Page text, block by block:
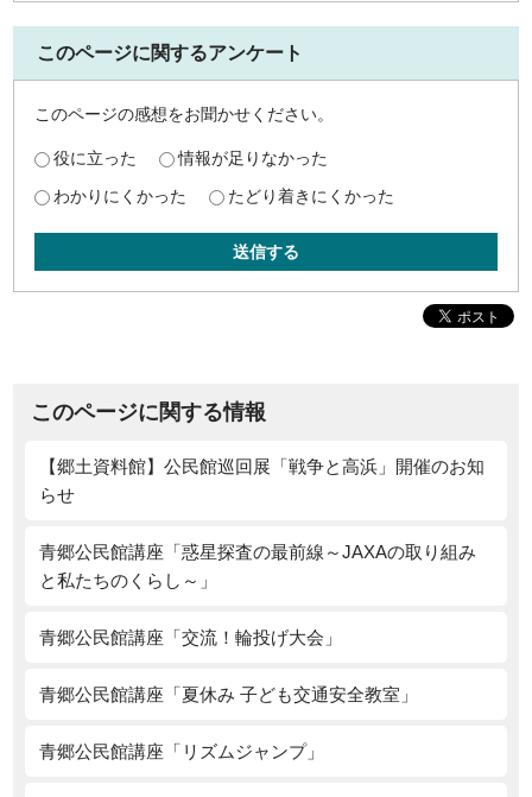
このページに関するアンケート
このページの感想をお聞かせください。
役に立った
情報が足りなかった
わかりにくかった
たどり着きにくかった
送信する
このページに関する情報
【郷土資料館】公民館巡回展「戦争と高浜」開催のお知
らせ
青郷公民館講座「惑星探査の最前線～JAXAの取り組み
と私たちのくらし～」
青郷公民館講座「交流！輪投げ大会」
青郷公民館講座「夏休み 子ども交通安全教室」
青郷公民館講座「リズムジャンプ」